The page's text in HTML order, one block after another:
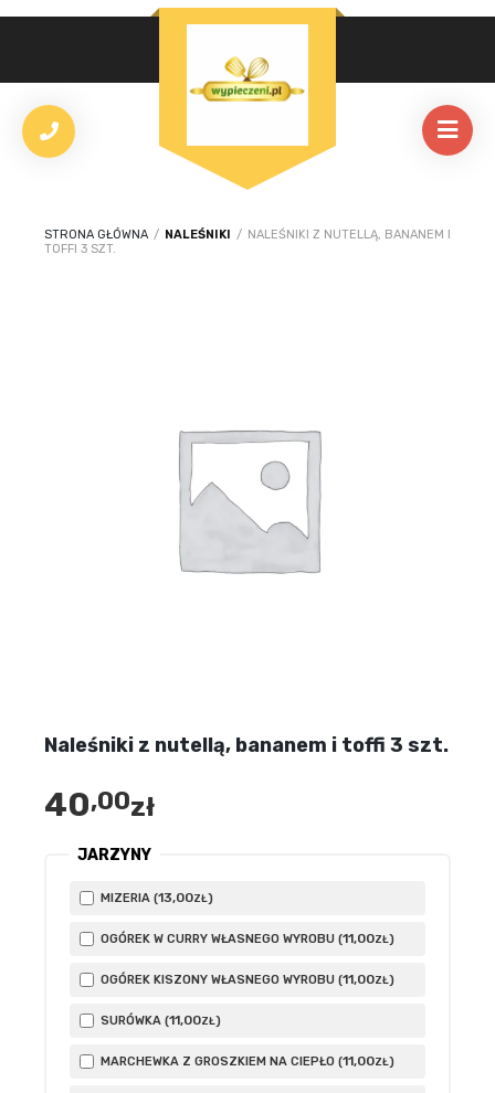
STRONA GŁÓWNA / NALEŚNIKI / NALEŚNIKI Z NUTELLĄ, BANANEM I
TOFFI 3 SZT.
Naleśniki z nutellą, bananem i toffi 3 szt.
40,00zł
JARZYNY
MIZERIA (13,00ZŁ)
OGÓREK W CURRY WŁASNEGO WYROBU (11,00ZŁ)
OGÓREK KISZONY WŁASNEGO WYROBU (11,00ZŁ)
SURÓWKA (11,00ZŁ)
MARCHEWKA Z GROSZKIEM NA CIEPŁO (11,00ZŁ)